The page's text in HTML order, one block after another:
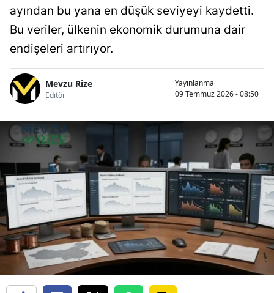
ayından bu yana en düşük seviyeyi kaydetti.
Bu veriler, ülkenin ekonomik durumuna dair
endişeleri artırıyor.
Mevzu Rize
Editör
Yayınlanma
09 Temmuz 2026 - 08:50